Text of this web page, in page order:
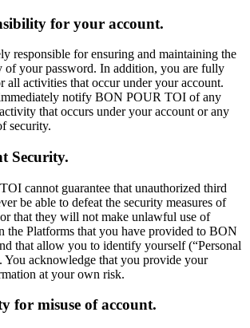
for your account.
responsible for ensuring and maintaining the
of your password. In addition, you are fully
all activities that occur under your account.
notify BON POUR TOI of any
that occurs under your account or any
security.
Security.
cannot guarantee that unauthorized third
be able to defeat the security measures of
that they will not make unlawful use of
the Platforms that you have provided to BON
that allow you to identify yourself (“Personal
You acknowledge that you provide your
at your own risk.
for misuse of account.